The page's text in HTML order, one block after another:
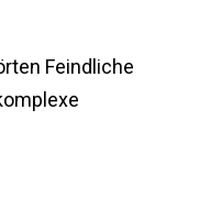
Feindliche